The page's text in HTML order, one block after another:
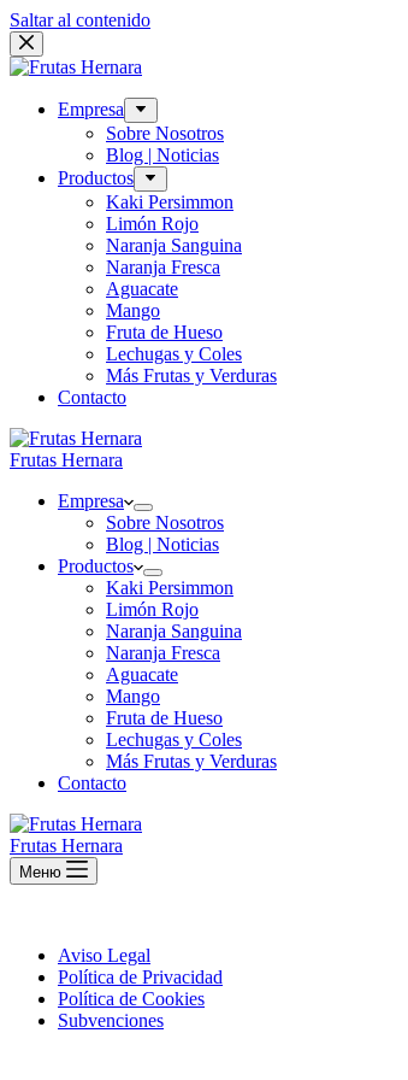
Saltar al contenido
Empresa
Sobre Nosotros
Blog | Noticias
Productos
Kaki Persimmon
Limón Rojo
Naranja Sanguina
Naranja Fresca
Aguacate
Mango
Fruta de Hueso
Lechugas y Coles
Más Frutas y Verduras
Contacto
Frutas Hernara
Empresa
Sobre Nosotros
Blog | Noticias
Productos
Kaki Persimmon
Limón Rojo
Naranja Sanguina
Naranja Fresca
Aguacate
Mango
Fruta de Hueso
Lechugas y Coles
Más Frutas y Verduras
Contacto
Frutas Hernara
Меню
Aviso Legal
Política de Privacidad
Política de Cookies
Subvenciones